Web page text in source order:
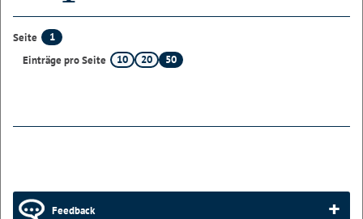
Seite
1
Einträge pro Seite
10 20 50
Feedback